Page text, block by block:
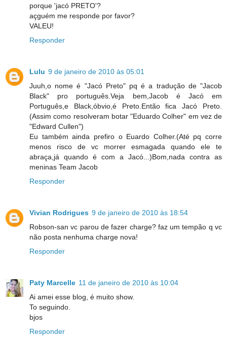
porque 'jacó PRETO'?
açguém me responde por favor?
VALEU!
Responder
Lulu 9 de janeiro de 2010 às 05:01
Juuh,o nome é "Jacó Preto" pq é a tradução de "Jacob
Black" pro português.Veja bem,Jacob é Jacó em
Português,e Black,óbvio,é Preto.Então fica Jacó Preto.
(Assim como resolveram botar "Eduardo Colher" em vez de
"Edward Cullen")
Eu também ainda prefiro o Euardo Colher.(Até pq corre
menos risco de vc morrer esmagada quando ele te
abraça,já quando é com a Jacó...)Bom,nada contra as
meninas Team Jacob
Responder
Vivian Rodrigues 9 de janeiro de 2010 às 18:54
Robson-san vc parou de fazer charge? faz um tempão q vc
não posta nenhuma charge nova!
Responder
Paty Marcelle 11 de janeiro de 2010 às 10:04
Ai amei esse blog, é muito show.
To seguindo.
bjos
Responder